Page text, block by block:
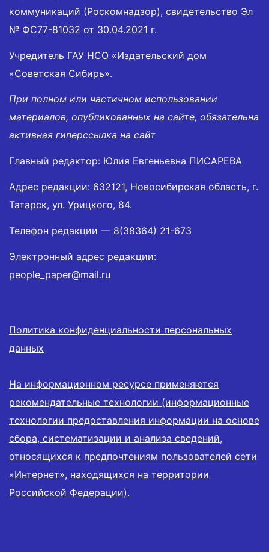
коммуникаций (Роскомнадзор), свидетельство Эл
№ ФС77-81032 от 30.04.2021 г.
Учредитель ГАУ НСО «Издательский дом
«Советская Сибирь».
При полном или частичном использовании
материалов, опубликованных на сайте, обязательна
активная гиперссылка на сайт
Главный редактор: Юлия Евгеньевна ПИСАРЕВА
Адрес редакции: 632121, Новосибирская область, г.
Татарск, ул. Урицкого, 84.
Телефон редакции — 8(38364) 21-673
Электронный адрес редакции:
people_paper@mail.ru
Политика конфиденциальности персональных
данных
На информационном ресурсе применяются
рекомендательные технологии (информационные
технологии предоставления информации на основе
сбора, систематизации и анализа сведений,
относящихся к предпочтениям пользователей сети
«Интернет», находящихся на территории
Российской Федерации).